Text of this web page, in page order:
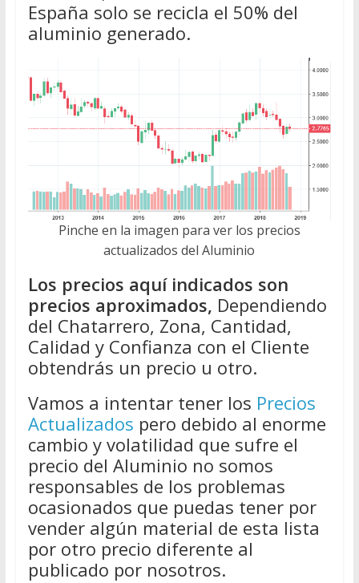
España solo se recicla el 50% del
aluminio generado.
Pinche en la imagen para ver los precios
actualizados del Aluminio
Los precios aquí indicados son
precios aproximados, Dependiendo
del Chatarrero, Zona, Cantidad,
Calidad y Confianza con el Cliente
obtendrás un precio u otro.
Vamos a intentar tener los Precios
Actualizados pero debido al enorme
cambio y volatilidad que sufre el
precio del Aluminio no somos
responsables de los problemas
ocasionados que puedas tener por
vender algún material de esta lista
por otro precio diferente al
publicado por nosotros.